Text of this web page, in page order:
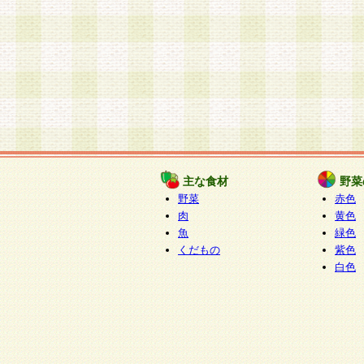
主な食材
野菜
肉
魚
くだもの
野
赤色
黄色
緑色
紫色
白色